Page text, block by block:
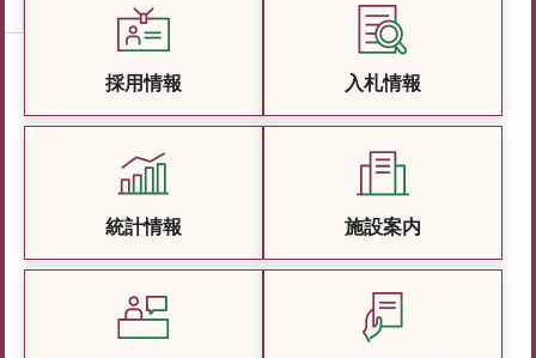
採用情報 入札情報
統計情報 施設案内